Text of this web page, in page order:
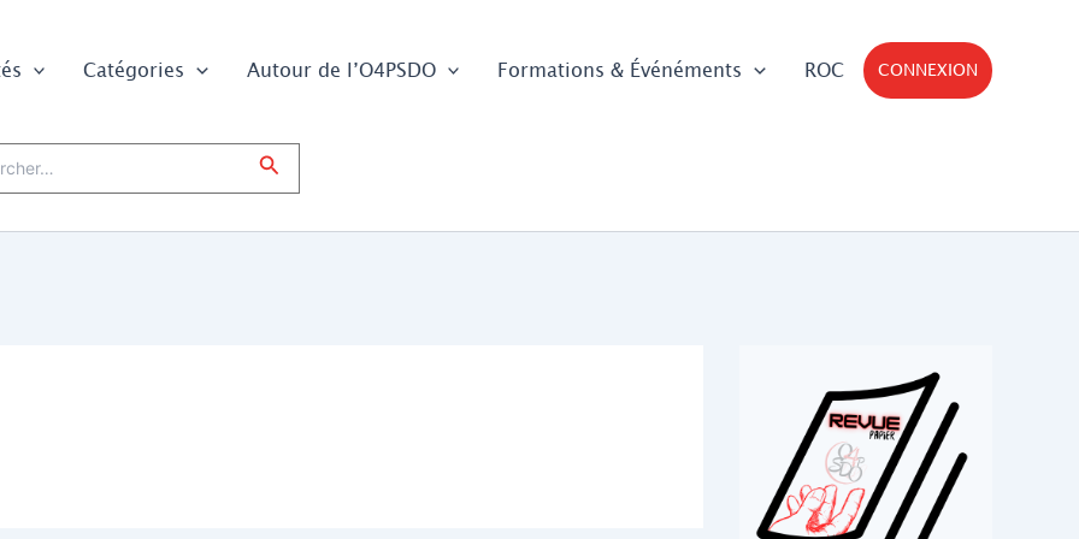
Catégories Autour de l’O4PSDO Formations & Événéments ROC CONNEXION
Rechercher